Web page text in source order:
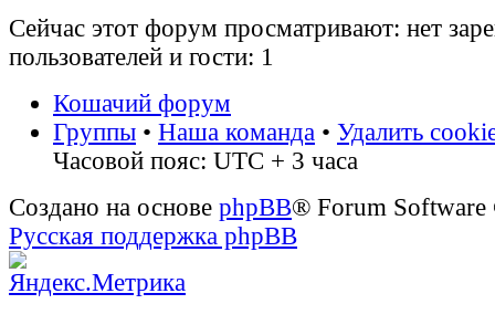
Сейчас этот форум просматривают: нет
пользователей и гости: 1
Кошачий форум
Группы • Наша команда • Удалить
Часовой пояс: UTC + 3 часа
Создано на основе phpBB® Forum
Русская поддержка phpBB